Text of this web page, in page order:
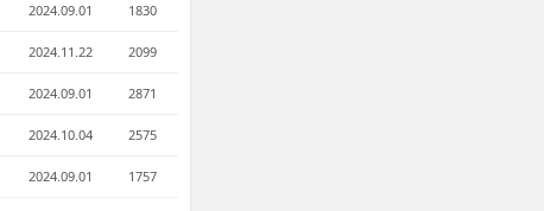
2024.09.01 1830
2024.11.22 2099
2024.09.01 2871
2024.10.04 2575
2024.09.01 1757